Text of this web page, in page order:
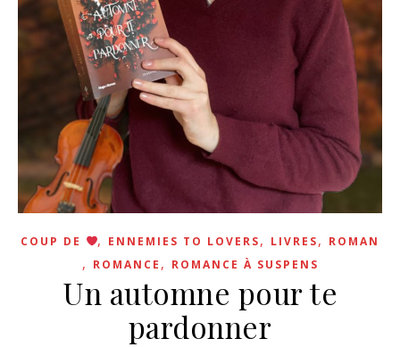
COUP DE , ENNEMIES TO LOVERS, LIVRES, ROMAN
, ROMANCE , ROMANCE À SUSPENS
Un automne pour te
pardonner